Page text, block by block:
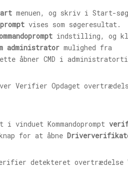
menuen, og skriv i Start-
vises som søgeresultat.
indstilling, og
administrator mulighed fra
åbner CMD i
Kommandoprompt
for at åbne